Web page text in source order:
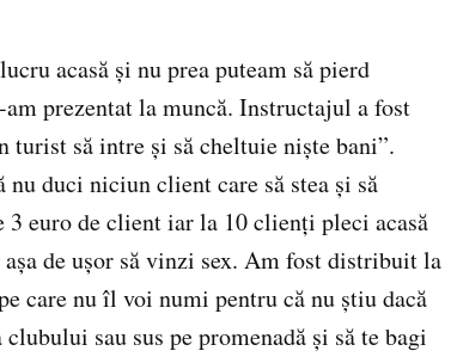
acasă şi nu prea puteam să pierd
prezentat la muncă. Instructajul a fost
turist să intre şi să cheltuie nişte bani”.
duci niciun client care să stea şi să
euro de client iar la 10 clienţi pleci acasă
de uşor să vinzi sex. Am fost distribuit la
care nu îl voi numi pentru că nu ştiu dacă
sau sus pe promenadă şi să te bagi